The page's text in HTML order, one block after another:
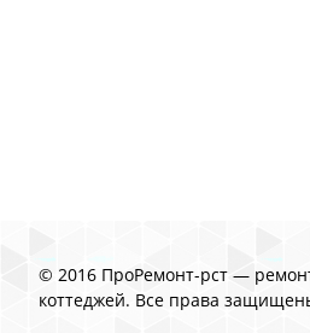
© 2016 ПроРемонт-рст —
коттеджей. Все права